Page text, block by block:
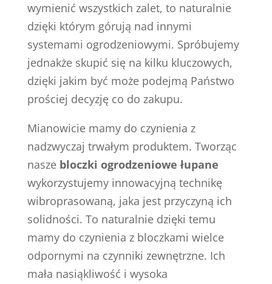
wymienić wszystkich zalet, to naturalnie
dzięki którym górują nad innymi
systemami ogrodzeniowymi. Spróbujemy
jednakże skupić się na kilku kluczowych,
dzięki jakim być może podejmą Państwo
prościej decyzję co do zakupu.
Mianowicie mamy do czynienia z
nadzwyczaj trwałym produktem. Tworząc
nasze bloczki ogrodzeniowe łupane
wykorzystujemy innowacyjną technikę
wibroprasowaną, jaka jest przyczyną ich
solidności. To naturalnie dzięki temu
mamy do czynienia z bloczkami wielce
odpornymi na czynniki zewnętrzne. Ich
mała nasiąkliwość i wysoka